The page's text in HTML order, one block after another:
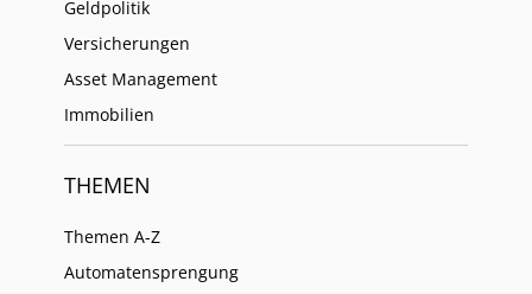
Geldpolitik
Versicherungen
Asset Management
Immobilien
THEMEN
Themen A-Z
Automatensprengung